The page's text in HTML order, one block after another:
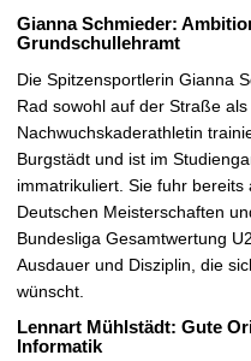
Gianna Schmieder:
Grundschullehramt
Die Spitzensportlerin Gianna
Rad sowohl auf der Straße
Nachwuchskaderathletin
Burgstädt und ist im
immatrikuliert. Sie fuhr bereits
Deutschen Meisterschaften
Bundesliga Gesamtwertung
Ausdauer und Disziplin, die
wünscht.
Lennart Mühlstädt: Gute
Informatik